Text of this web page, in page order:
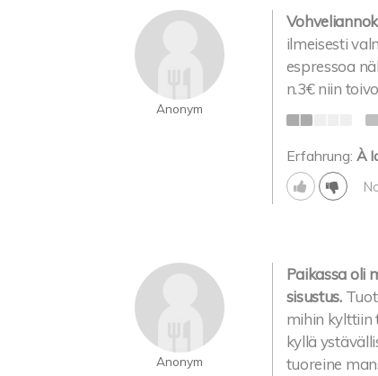
Anonym
ilmeisesti
espressoa
n.3€ niin
Erfahrung: À
Anonym
Paikassa oli
sisustus.
mihin kylttiin
kyllä
tuoreine